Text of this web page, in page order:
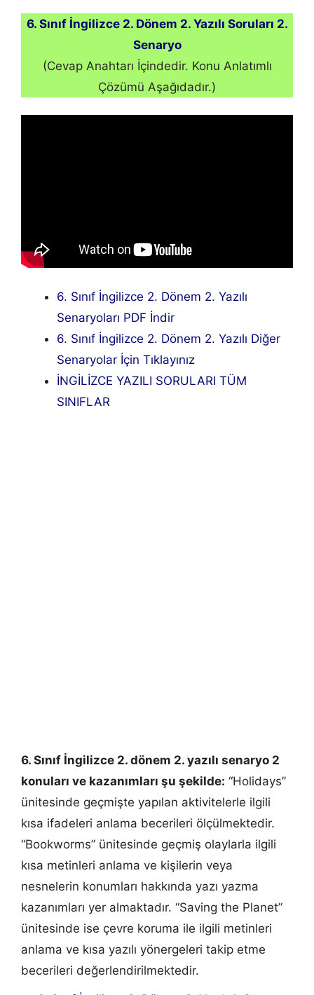
6. Sınıf İngilizce 2. Dönem 2. Yazılı Soruları 2.
Senaryo
(Cevap Anahtarı İçindedir. Konu Anlatımlı
Çözümü Aşağıdadır.)
6. Sınıf İngilizce 2. Dönem 2. Yazılı
Senaryoları PDF İndir
6. Sınıf İngilizce 2. Dönem 2. Yazılı Diğer
Senaryolar İçin Tıklayınız
İNGİLİZCE YAZILI SORULARI TÜM
SINIFLAR
6. Sınıf İngilizce 2. dönem 2. yazılı senaryo 2
konuları ve kazanımları şu şekilde: “Holidays”
ünitesinde geçmişte yapılan aktivitelerle ilgili
kısa ifadeleri anlama becerileri ölçülmektedir.
“Bookworms” ünitesinde geçmiş olaylarla ilgili
kısa metinleri anlama ve kişilerin veya
nesnelerin konumları hakkında yazı yazma
kazanımları yer almaktadır. “Saving the Planet”
ünitesinde ise çevre koruma ile ilgili metinleri
anlama ve kısa yazılı yönergeleri takip etme
becerileri değerlendirilmektedir.